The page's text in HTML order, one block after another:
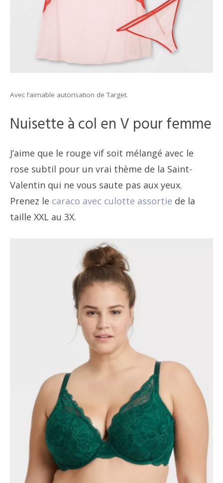
Avec l’aimable autorisation de Target.
Nuisette à col en V pour femme
J’aime que le rouge vif soit mélangé avec le
rose subtil pour un vrai thème de la Saint-
Valentin qui ne vous saute pas aux yeux.
Prenez le caraco avec culotte assortie de la
taille XXL au 3X.